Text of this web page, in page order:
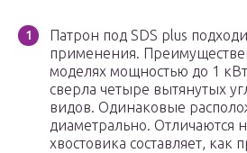
Патрон под SDS plus
применения.
моделях мощностью до 1
сверла четыре вытянутых
видов. Одинаковые
диаметрально. Отличаются
хвостовика составляет, как